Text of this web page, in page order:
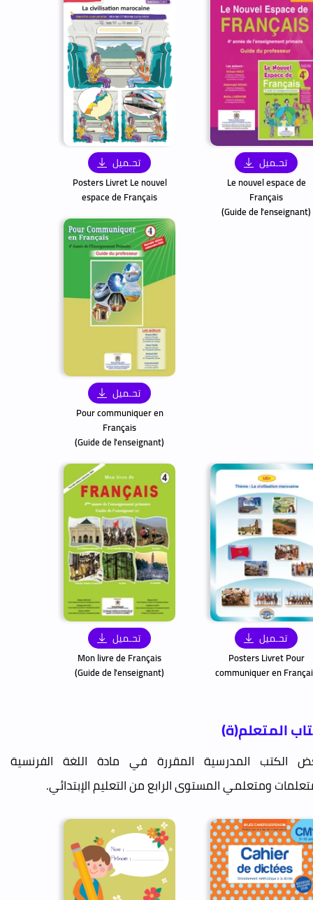
تحـميل
Le nouvel espace de
Français
(Guide de l'enseignant)
تحـميل
Posters Livret Le nouvel
espace de Français
تحـميل
Pour communiquer en
Français
(Guide de l'enseignant)
تحـميل
Posters Livret Pour
communiquer en
تحـميل
Mon livre de Français
(Guide de l'enseignant)
المتعلم(ة)
الكتب المدرسية المقررة في مادة اللغة الفرنسية
ومتعلمي المستوى الرابع من التعليم الإبتدائي.